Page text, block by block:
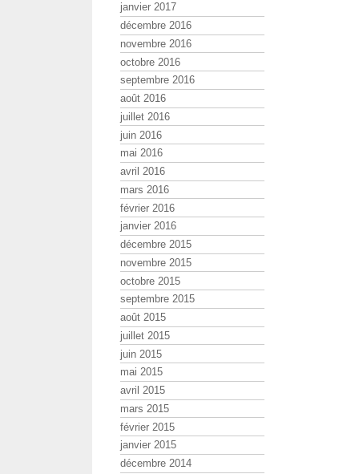
janvier 2017
décembre 2016
novembre 2016
octobre 2016
septembre 2016
août 2016
juillet 2016
juin 2016
mai 2016
avril 2016
mars 2016
février 2016
janvier 2016
décembre 2015
novembre 2015
octobre 2015
septembre 2015
août 2015
juillet 2015
juin 2015
mai 2015
avril 2015
mars 2015
février 2015
janvier 2015
décembre 2014